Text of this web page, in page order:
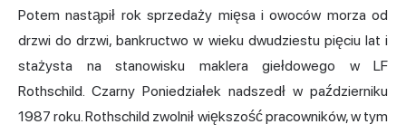
Potem nastąpił rok sprzedaży mięsa i owoców morza od
drzwi do drzwi, bankructwo w wieku dwudziestu pięciu lat i
stażysta na stanowisku maklera giełdowego w LF
Rothschild. Czarny Poniedziałek nadszedł w październiku
1987 roku. Rothschild zwolnił większość pracowników, w tym